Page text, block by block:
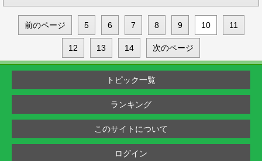
前のページ 5 6 7 8 9 10 11
12 13 14 次のページ
トピック一覧
ランキング
このサイトについて
ログイン